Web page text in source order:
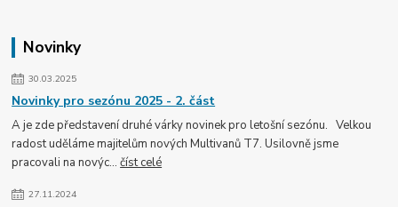
Novinky
30.03.2025
Novinky pro sezónu 2025 - 2. část
A je zde představení druhé várky novinek pro letošní sezónu. Velkou
radost uděláme majitelům nových Multivanů T7. Usilovně jsme
pracovali na novýc...číst celé
27.11.2024